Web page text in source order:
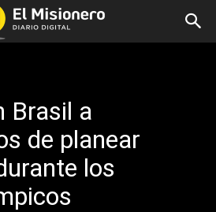
Brasil a
de planear
los